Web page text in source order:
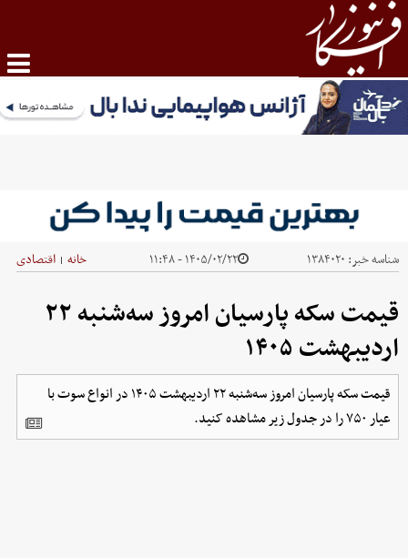
شناسه خبر: ۱۳۸۴۰۲۰ ۱۴۰۵/۰۲/۲۲ - ۱۱:۴۸ خانه | اقتصادی
قیمت سکه پارسیان امروز سه‌شنبه ۲۲
اردیبهشت ۱۴۰۵
قیمت سکه پارسیان امروز سه‌شنبه ۲۲ اردیبهشت ۱۴۰۵ در انواع سوت با
عیار ۷۵۰ را در جدول زیر مشاهده کنید.